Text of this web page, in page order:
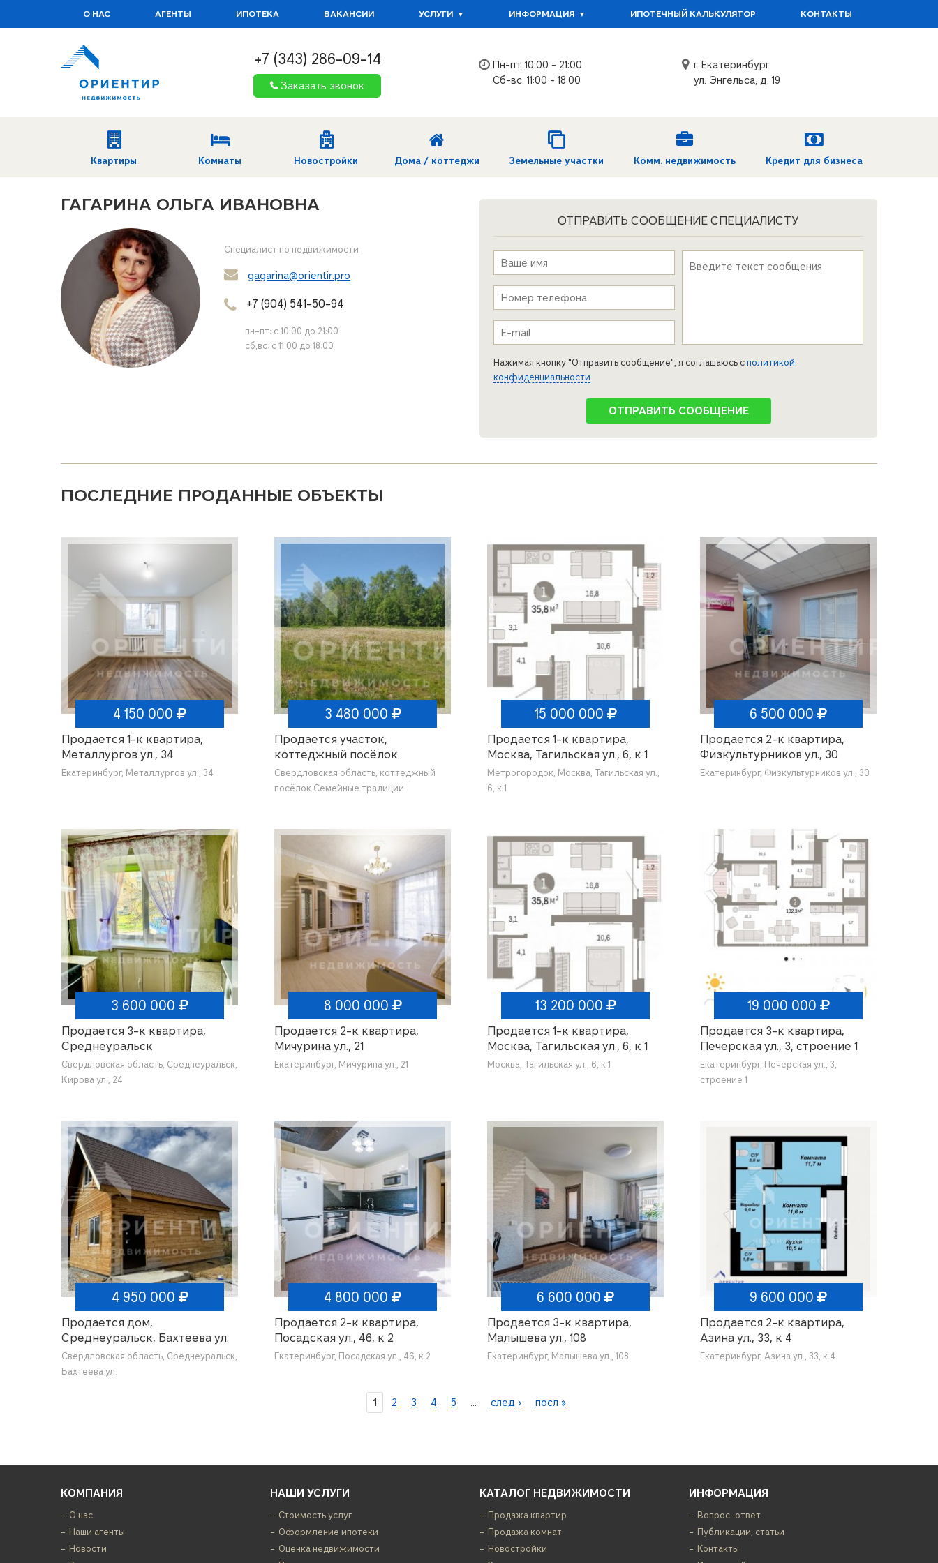
О НАС АГЕНТЫ ИПОТЕКА ВАКАНСИИ УСЛУГИ ИНФОРМАЦИЯ ИПОТЕЧНЫЙ КАЛЬКУЛЯТОР КОНТАКТЫ
+7 (343) 286-09-14
Заказать звонок
Пн-пт. 10:00 - 21:00
Сб-вс. 11:00 - 18:00
г. Екатеринбург
ул. Энгельса, д. 19
Квартиры Комнаты Новостройки Дома / коттеджи Земельные участки Комм. недвижимость Кредит для бизнеса
ГАГАРИНА ОЛЬГА ИВАНОВНА
Специалист по недвижимости
gagarina@orientir.pro
+7 (904) 541-50-94
пн-пт: с 10:00 до 21:00
сб,вс: с 11:00 до 18:00
ОТПРАВИТЬ СООБЩЕНИЕ СПЕЦИАЛИСТУ
Имя*
Телефон*
e-mail*
Нажимая кнопку "Отправить сообщение", я соглашаюсь с политикой
конфиденциальности.
ПОСЛЕДНИЕ ПРОДАННЫЕ ОБЪЕКТЫ
4 150 000
Продается 1-к квартира,
Металлургов ул., 34
Екатеринбург, Металлургов ул., 34
3 480 000
Продается участок,
коттеджный посёлок
Семейные традиции
Свердловская область, коттеджный
посёлок Семейные традиции
15 000 000
Продается 1-к квартира,
Москва, Тагильская ул., 6, к 1
Метрогородок, Москва, Тагильская ул.,
6, к 1
6 500 000
Продается 2-к квартира,
Физкультурников ул., 30
Екатеринбург, Физкультурников ул., 30
3 600 000
Продается 3-к квартира,
Среднеуральск
Свердловская область, Среднеуральск,
Кирова ул., 24
8 000 000
Продается 2-к квартира,
Мичурина ул., 21
Екатеринбург, Мичурина ул., 21
13 200 000
Продается 1-к квартира,
Москва, Тагильская ул., 6, к 1
Москва, Тагильская ул., 6, к 1
19 000 000
Продается 3-к квартира,
Печерская ул., 3, строение 1
Екатеринбург, Печерская ул., 3,
строение 1
4 950 000
Продается дом,
Среднеуральск, Бахтеева ул.
Свердловская область, Среднеуральск,
Бахтеева ул.
4 800 000
Продается 2-к квартира,
Посадская ул., 46, к 2
Екатеринбург, Посадская ул., 46, к 2
6 600 000
Продается 3-к квартира,
Малышева ул., 108
Екатеринбург, Малышева ул., 108
9 600 000
Продается 2-к квартира,
Азина ул., 33, к 4
Екатеринбург, Азина ул., 33, к 4
1 2 3 4 5 … след › посл »
КОМПАНИЯ
О нас
Наши агенты
Новости
НАШИ УСЛУГИ
Стоимость услуг
Оформление ипотеки
Оценка недвижимости
КАТАЛОГ НЕДВИЖИМОСТИ
Продажа квартир
Продажа комнат
Новостройки
ИНФОРМАЦИЯ
Вопрос-ответ
Публикации, статьи
Контакты